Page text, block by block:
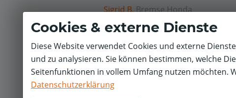
Sigrid B.BremseHonda
5,0/5
Super und zuverlässig
Stefan W.
Cookies & externe Dienste
Diese Website verwendet Cookies und externe
und zu analysieren. Sie können bestimmen, welche
Seitenfunktionen in vollem Umfang nutzen möchten.
Datenschutzerklärung